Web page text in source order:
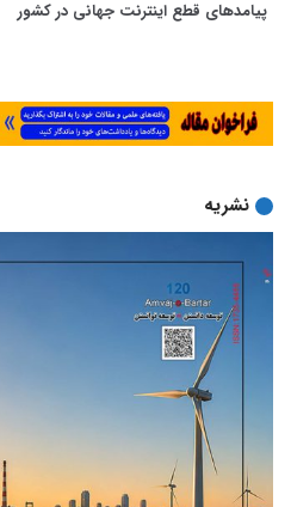
پیامدهای قطع اینترنت جهانی در کشور
نشریه